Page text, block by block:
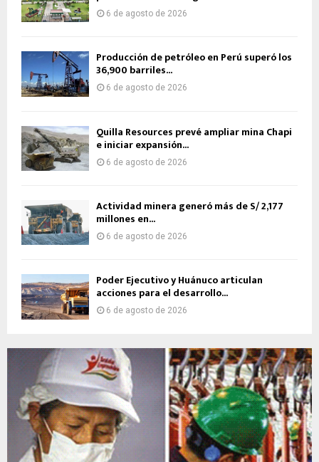
6 de agosto de 2026
Producción de petróleo en Perú superó los
36,900 barriles...
6 de agosto de 2026
Quilla Resources prevé ampliar mina Chapi
e iniciar expansión...
6 de agosto de 2026
Actividad minera generó más de S/ 2,177
millones en...
6 de agosto de 2026
Poder Ejecutivo y Huánuco articulan
acciones para el desarrollo...
6 de agosto de 2026